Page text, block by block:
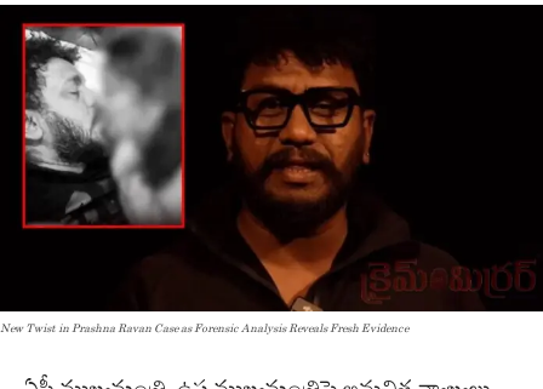
New Twist in Prashna Ravan Case as Forensic Analysis Reveals Fresh Evidence